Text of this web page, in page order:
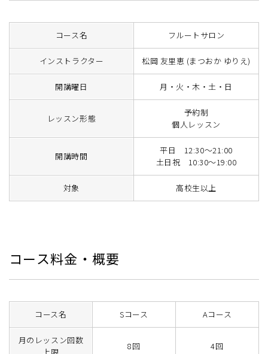
コース名 フルートサロン
インストラクター 松岡 友里恵 (まつおか ゆりえ)
開講曜日 月・火・木・土・日
レッスン形態
予約制
個人レッスン
開講時間
平日 12:30～21:00
土日祝 10:30～19:00
対象 高校生以上
コース料金・概要
コース名 Sコース Aコース
月のレッスン回数
8回 4回